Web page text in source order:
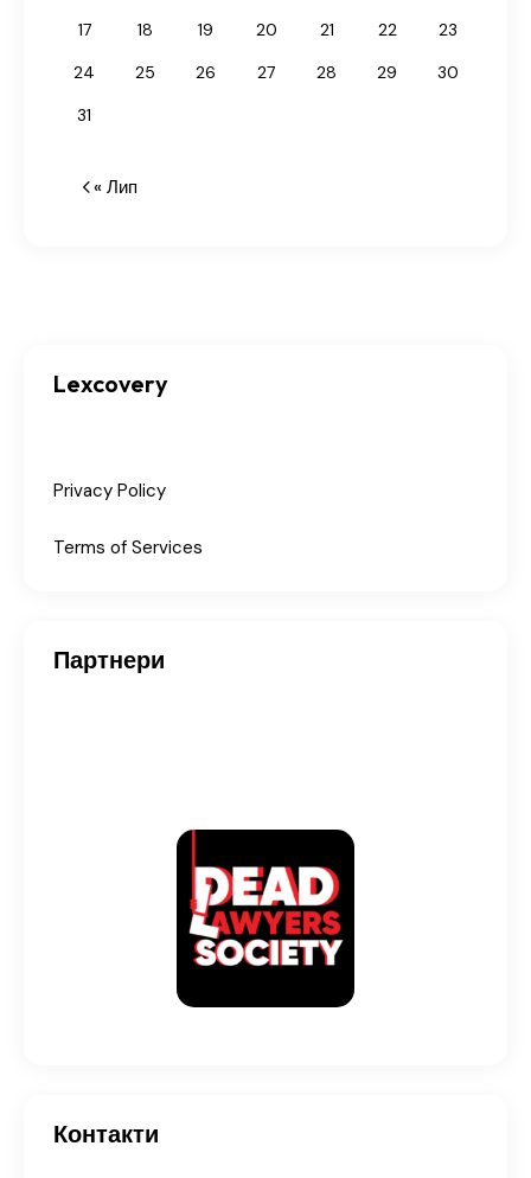
17
18 19 20 21 22
23
24
25 26 27 28 29
30
31
« Лип
Lexcovery
Privacy Policy
Terms of Services
Партнери
Контакти